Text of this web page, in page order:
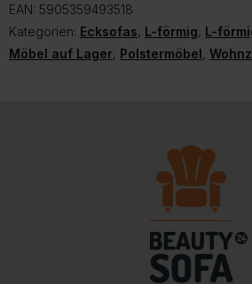
EAN: 5905359493518
Kategorien: Ecksofas, L-förmig, L-
Möbel auf Lager, Polstermöbel,